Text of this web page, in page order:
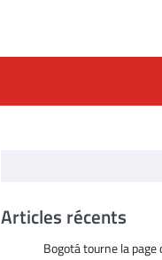
Articles récents
Bogotá tourne la